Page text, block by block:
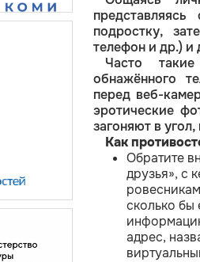
подростку,
телефон и др.) и
Часто
обнажённого
перед веб-
эротические
загоняют в
Как
Обратите
друзья», с
сколько бы
адрес,